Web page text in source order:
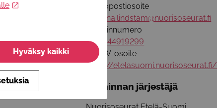
Sähköpostiosoite
johanna.lindstam@nuorisoseurat.fi
Puhelinnumero
+358444919299
WWW-osoite
https://etelasuomi.nuorisoseurat.fi/
Toiminnan järjestäjä
Hyväksy kaikki